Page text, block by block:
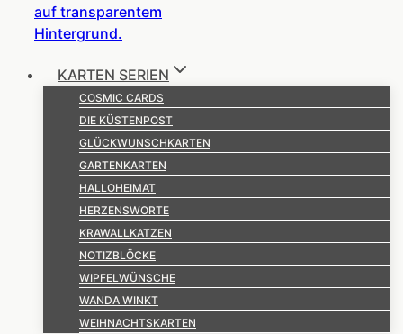
KARTEN SERIEN
COSMIC CARDS
DIE KÜSTENPOST
GLÜCKWUNSCHKARTEN
GARTENKARTEN
HALLOHEIMAT
HERZENSWORTE
KRAWALLKATZEN
NOTIZBLÖCKE
WIPFELWÜNSCHE
WANDA WINKT
WEIHNACHTSKARTEN